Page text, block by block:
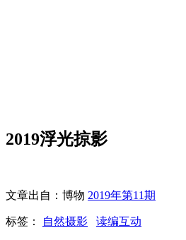
2019浮光掠影
文章出自：博物 2019年第11期
标签： 自然摄影 读编互动